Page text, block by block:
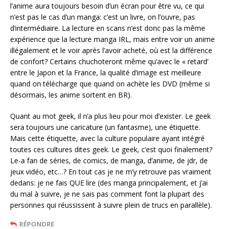
l’anime aura toujours besoin d’un écran pour être vu, ce qui
n’est pas le cas d’un manga: c’est un livre, on l’ouvre, pas
d’intermédiaire. La lecture en scans n’est donc pas la même
expérience que la lecture manga IRL, mais entre voir un anime
illégalement et le voir après l’avoir acheté, où est la différence
de confort? Certains chuchoteront même qu’avec le « retard’
entre le Japon et la France, la qualité d’image est meilleure
quand on télécharge que quand on achète les DVD (même si
désormais, les anime sortent en BR).
Quant au mot geek, il n’a plus lieu pour moi d’exister. Le geek
sera toujours une caricature (un fantasme), une étiquette.
Mais cette étiquette, avec la culture populaire ayant intégré
toutes ces cultures dites geek. Le geek, c’est quoi finalement?
Le-a fan de séries, de comics, de manga, d’anime, de jdr, de
jeux vidéo, etc…? En tout cas je ne m’y retrouve pas vraiment
dedans: je ne fais QUE lire (des manga principalement, et j’ai
du mal à suivre, je ne sais pas comment font la plupart des
personnes qui réussissent à suivre plein de trucs en parallèle).
RÉPONDRE